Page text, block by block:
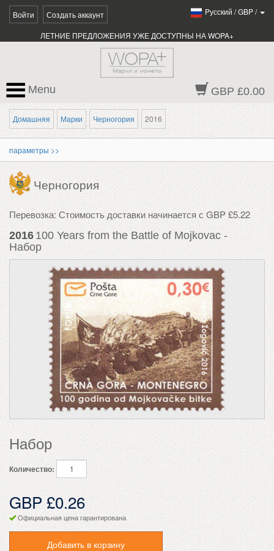
Войти Создать аккаунт Pусский /GBP/
ЛЕТНИЕ ПРЕДЛОЖЕНИЯ УЖЕ ДОСТУПНЫ НА WOPA+
GBP £0.00
Menu
Домашняя Марки Черногория 2016
параметры >>
Черногория
Перевозка: Стоимость доставки начинается с GBP £5.22
2016 100 Years from the Battle of Mojkovac -
Набор
Набор
Количество:
GBP £0.26
Официальная цена гарантирована
Добавить в корзину